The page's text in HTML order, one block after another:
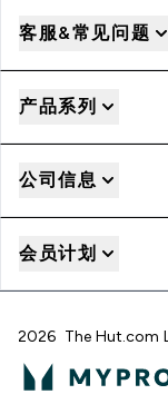
客服&常见问题
产品系列
公司信息
会员计划
2026 The Hut.com